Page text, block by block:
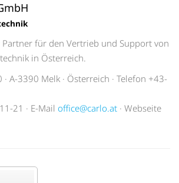
für den Vertrieb und Support von
in Österreich.
A-3390 Melk · Österreich · Telefon +43-
21 · E-Mail office@carlo.at · Webseite